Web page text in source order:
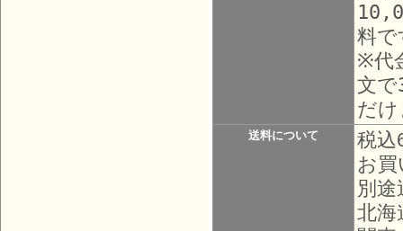
料で
※代
文
だ
送料について
税込
お
別
北海